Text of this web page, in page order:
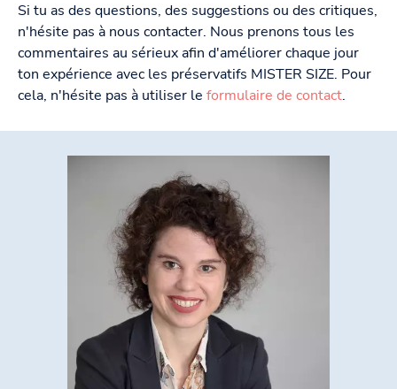
Si tu as des questions, des suggestions ou des critiques,
n'hésite pas à nous contacter. Nous prenons tous les
commentaires au sérieux afin d'améliorer chaque jour
ton expérience avec les préservatifs MISTER SIZE. Pour
cela, n'hésite pas à utiliser le formulaire de contact.